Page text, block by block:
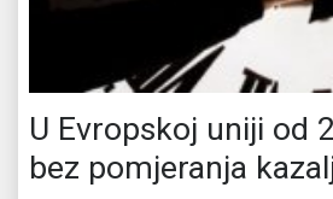
U Evropskoj uniji od
bez pomjeranja